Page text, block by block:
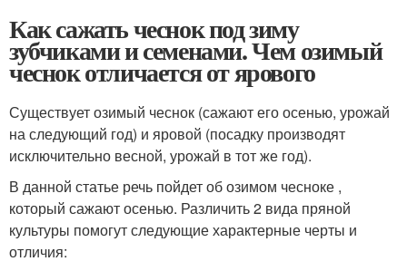
Как сажать чеснок под зиму
зубчиками и семенами. Чем озимый
чеснок отличается от ярового
Существует озимый чеснок (сажают его осенью, урожай
на следующий год) и яровой (посадку производят
исключительно весной, урожай в тот же год).
В данной статье речь пойдет об озимом чесноке ,
который сажают осенью. Различить 2 вида пряной
культуры помогут следующие характерные черты и
отличия: